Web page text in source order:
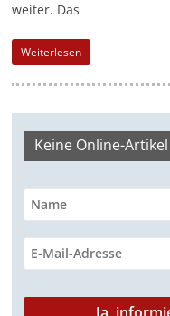
f
ü
r
S
o
i
weiter. Das
Weiterlesen
Keine Online-